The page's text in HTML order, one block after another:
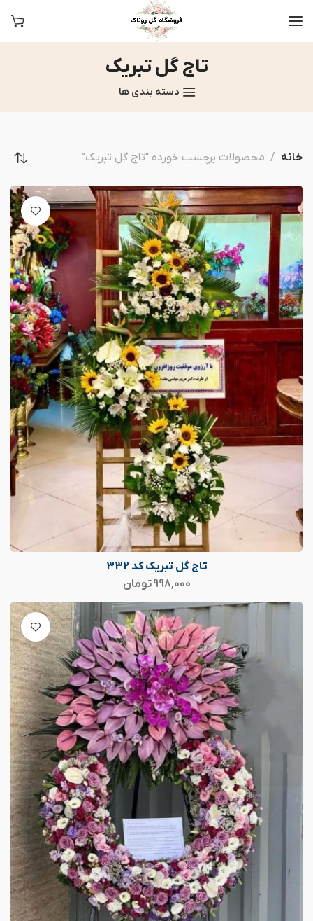
تاج گل تبریک
دسته بندی ها
خانه محصولات برچسب خورده “تاج گل تبریک”
تاج گل تبریک کد 332
998,000تومان